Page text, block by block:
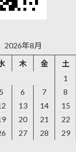
2026年8月
木 金 土
1
5 6 7 8
13 14 15
20 21 22
27 28 29